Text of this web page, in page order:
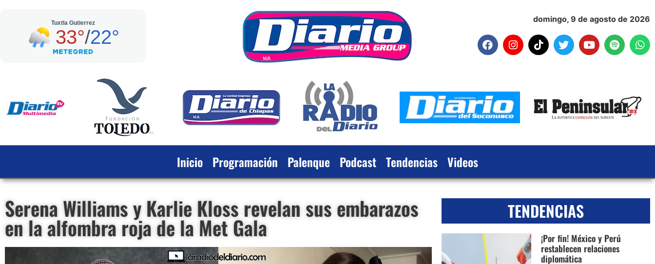
domingo, 9 de agosto de 2026
Inicio Programación Palenque Podcast Tendencias Videos
Serena Williams y Karlie Kloss revelan sus embarazos
en la alfombra roja de la Met Gala
TENDENCIAS
¡Por fin! México y Perú
restablecen relaciones
diplomática